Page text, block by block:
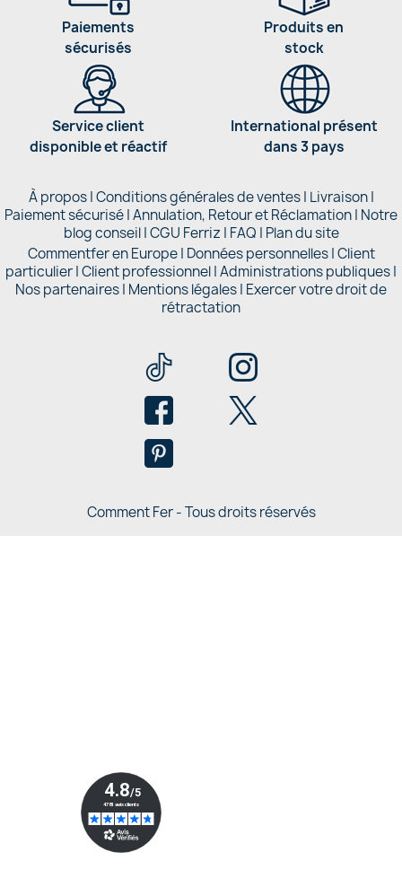
Paiements
sécurisés
Produits en
stock
Service client
disponible et réactif
International présent
dans 3 pays
À propos|Conditions générales de ventes| Livraison|
Paiement sécurisé|Annulation, Retour et Réclamation| Notre
blog conseil|CGU Ferriz | FAQ | Plan du site
Commentfer en Europe| Données personnelles|Client
particulier|Client professionnel|Administrations publiques|
Nos partenaires | Mentions légales| Exercer votre droit de
rétractation
Comment Fer - Tous droits réservés